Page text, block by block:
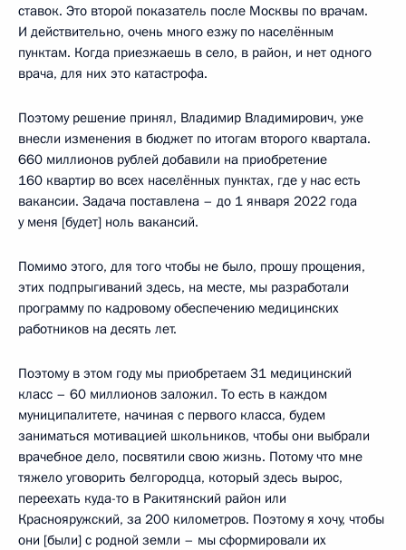
ставок. Это второй показатель после Москвы по врачам.
И действительно, очень много езжу по населённым
пунктам. Когда приезжаешь в село, в район, и нет одного
врача, для них это катастрофа.
Поэтому решение принял, Владимир Владимирович, уже
внесли изменения в бюджет по итогам второго квартала.
660 миллионов рублей добавили на приобретение
160 квартир во всех населённых пунктах, где у нас есть
вакансии. Задача поставлена – до 1 января 2022 года
у меня [будет] ноль вакансий.
Помимо этого, для того чтобы не было, прошу прощения,
этих подпрыгиваний здесь, на месте, мы разработали
программу по кадровому обеспечению медицинских
работников на десять лет.
Поэтому в этом году мы приобретаем 31 медицинский
класс – 60 миллионов заложил. То есть в каждом
муниципалитете, начиная с первого класса, будем
заниматься мотивацией школьников, чтобы они выбрали
врачебное дело, посвятили свою жизнь. Потому что мне
тяжело уговорить белгородца, который здесь вырос,
переехать куда-то в Ракитянский район или
Краснояружский, за 200 километров. Поэтому я хочу, чтобы
они [были] с родной земли – мы сформировали их